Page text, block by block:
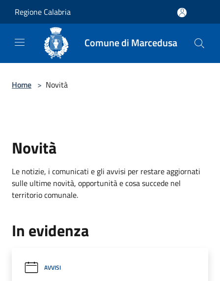
Regione Calabria
Comune di Marcedusa
Home > Novità
Novità
Le notizie, i comunicati e gli avvisi per restare aggiornati
sulle ultime novità, opportunità e cosa succede nel
territorio comunale.
In evidenza
AVVISI